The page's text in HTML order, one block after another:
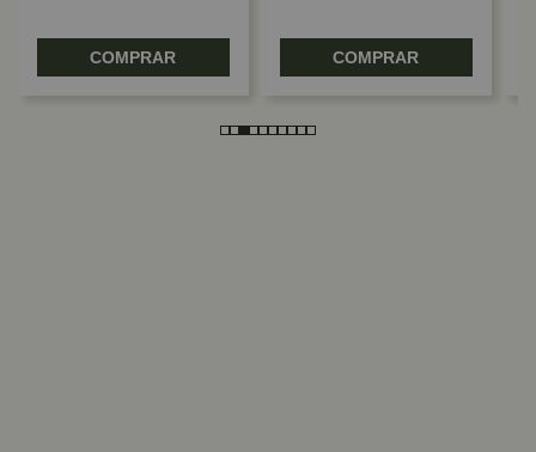
COMPRAR COMPRAR